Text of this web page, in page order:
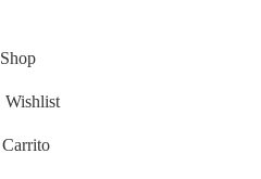
Shop
Wishlist
Carrito